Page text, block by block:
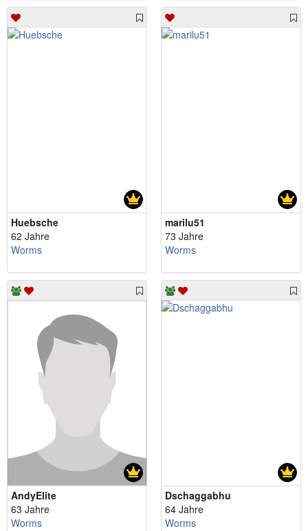
Huebsche
62 Jahre
Worms
marilu51
73 Jahre
Worms
AndyElite
63 Jahre
Worms
Dschaggabhu
64 Jahre
Worms